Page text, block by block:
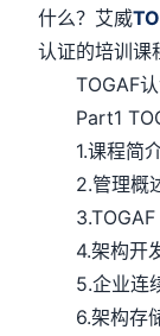
什么？艾威
认证的培训课
TOGAF认
Part1
1.课程简
2.管理概
3.TOGAF
4.架构开发
5.企业连
6.架构存